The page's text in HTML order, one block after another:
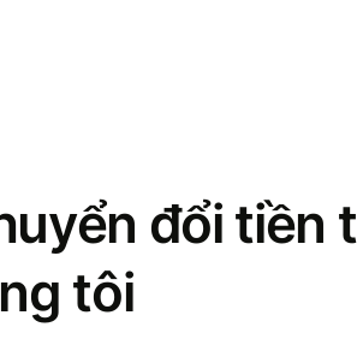
đổi tiền
tôi